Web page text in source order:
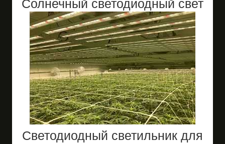
Солнечный светодиодный свет
Светодиодный светильник для